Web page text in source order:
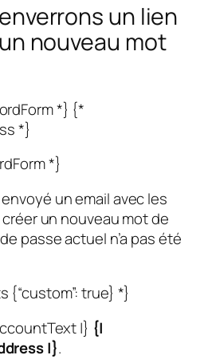
un lien
nouveau mot
*} {*
*}
*}
un email avec les
un nouveau mot de
passe actuel n’a pas été
{“custom”: true} *}
|} {|
|}.